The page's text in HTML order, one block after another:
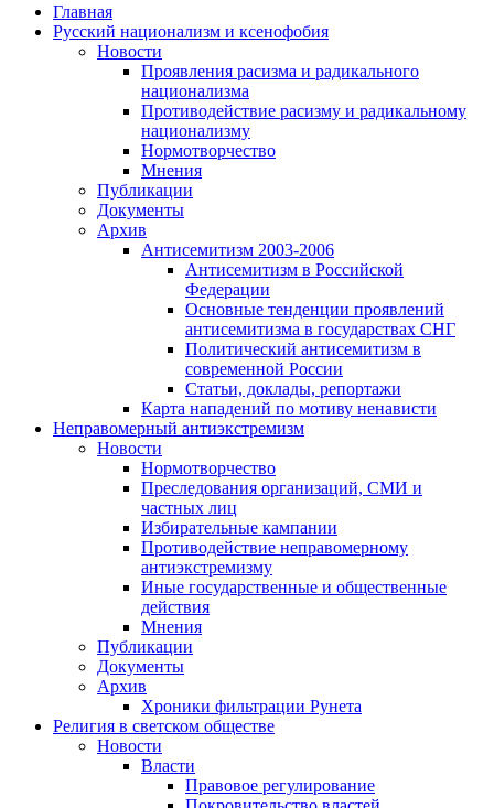
Главная
Русский национализм и ксенофобия
Новости
Проявления расизма и радикального
национализма
Противодействие расизму и радикальному
национализму
Нормотворчество
Мнения
Публикации
Документы
Архив
Антисемитизм 2003-2006
Антисемитизм в Российской
Федерации
Основные тенденции проявлений
антисемитизма в государствах СНГ
Политический антисемитизм в
современной России
Статьи, доклады, репортажи
Карта нападений по мотиву ненависти
Неправомерный антиэкстремизм
Новости
Нормотворчество
Преследования организаций, СМИ и
частных лиц
Избирательные кампании
Противодействие неправомерному
антиэкстремизму
Иные государственные и общественные
действия
Мнения
Публикации
Документы
Архив
Хроники фильтрации Рунета
Религия в светском обществе
Новости
Власти
Правовое регулирование